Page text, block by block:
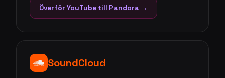
Överför YouTube till Pandora →
SoundCloud